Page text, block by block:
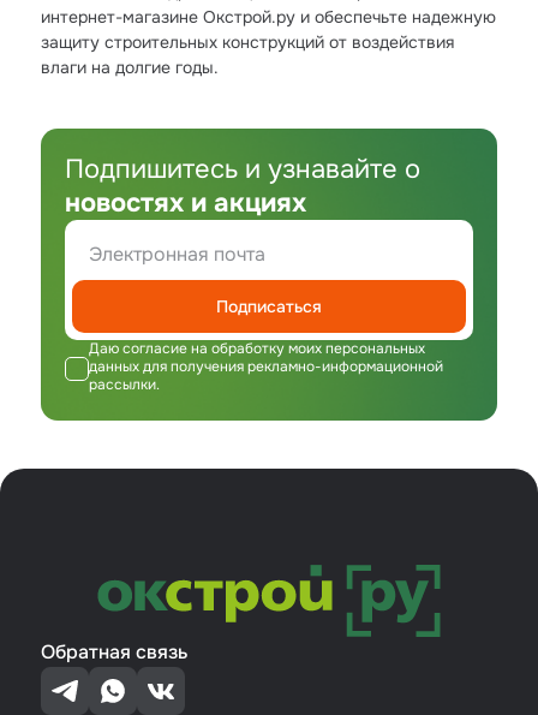
интернет-магазине Окстрой.ру и обеспечьте надежную
защиту строительных конструкций от воздействия
влаги на долгие годы.
Подпишитесь и узнавайте о
новостях и акциях
Подписаться
Даю согласие на обработку моих персональных
данных для получения рекламно-информационной
рассылки.
Обратная связь